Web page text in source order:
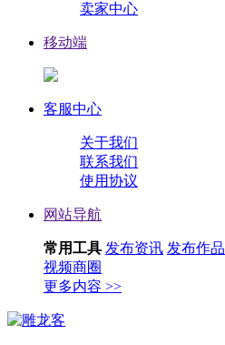
卖家中心
移动端
客服中心
关于我们
联系我们
使用协议
网站导航
常用工具 发布资讯 发布作品
视频商圈
更多内容 >>